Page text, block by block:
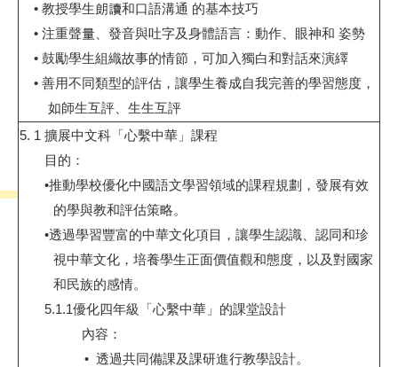
• 教授學生朗讀和口語溝通 的基本技巧
• 注重聲量、發音與吐字及身體語言：動作、眼神和 姿勢
• 鼓勵學生組織故事的情節，可加入獨白和對話來演繹
• 善用不同類型的評估，讓學生養成自我完善的學習態度，
如師生互評、生生互評
5. 1 擴展中文科「心繫中華」課程
目的：
•推動學校優化中國語文學習領域的課程規劃，發展有效
的學與教和評估策略。
•透過學習豐富的中華文化項目，讓學生認識、認同和珍
視中華文化，培養學生正面價值觀和態度，以及對國家
和民族的感情。
5.1.1優化四年級「心繫中華」的課堂設計
內容：
• 透過共同備課及課研進行教學設計。